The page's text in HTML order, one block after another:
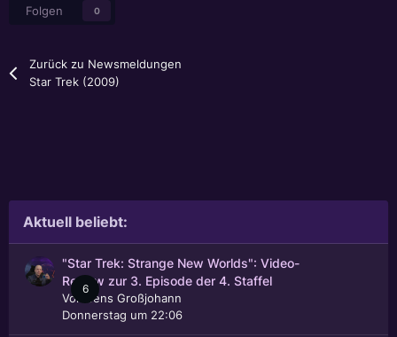
Folgen 0
Zurück zu Newsmeldungen
Star Trek (2009)
Aktuell beliebt:
6
"Star Trek: Strange New Worlds": Video-
Review zur 3. Episode der 4. Staffel
Von
Jens Großjohann
Donnerstag um 22:06